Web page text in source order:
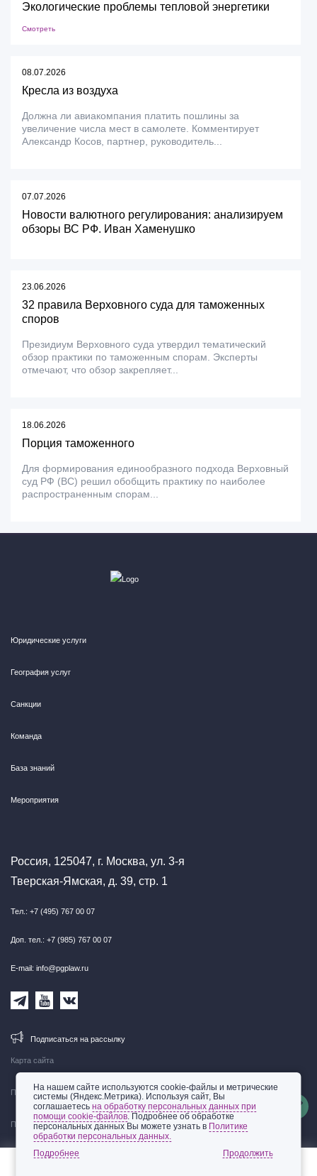
Экологические проблемы тепловой энергетики
Смотреть
08.07.2026
Кресла из воздуха
Должна ли авиакомпания платить пошлины за
увеличение числа мест в самолете. Комментирует
Александр Косов, партнер, руководитель...
07.07.2026
Новости валютного регулирования: анализируем
обзоры ВС РФ. Иван Хаменушко
23.06.2026
32 правила Верховного суда для таможенных
споров
Президиум Верховного суда утвердил тематический
обзор практики по таможенным спорам. Эксперты
отмечают, что обзор закрепляет...
18.06.2026
Порция таможенного
Для формирования единообразного подхода Верховный
суд РФ (ВС) решил обобщить практику по наиболее
распространенным спорам...
Карта сайта
Правовая информация
Политика обработки персональных данных
Юридические услуги
География услуг
Санкции
Команда
База знаний
Мероприятия
Россия, 125047, г. Москва, ул. 3-я
Тверская-Ямская, д. 39, стр. 1
Тел.: +7 (495) 767 00 07
Доп. тел.: +7 (985) 767 00 07
E-mail: info@pgplaw.ru
Подписаться на рассылку
© 2002-2026 ООО «Пепеляев Групп»
На нашем сайте используются cookie-файлы и метрические
системы (Яндекс.Метрика). Используя сайт, Вы
соглашаетесьна обработку персональных данных при
помощи cookie-файлов. Подробнее об обработке
персональных данных Вы можете узнать в Политике
обработки персональных данных.
Подробнее